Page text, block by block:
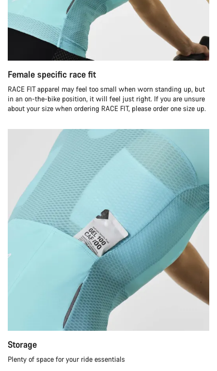
Female specific race fit
RACE FIT apparel may feel too small when worn standing up, but
in an on-the-bike position, it will feel just right. If you are unsure
about your size when ordering RACE FIT, please order one size up.
Storage
Plenty of space for your ride essentials